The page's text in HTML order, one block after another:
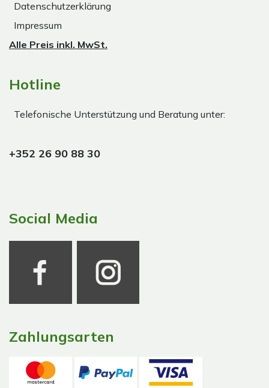
Datenschutzerklärung
Impressum
Alle Preis inkl. MwSt.
Hotline
Telefonische Unterstützung und Beratung unter:
+352 26 90 88 30
Social Media
Zahlungsarten